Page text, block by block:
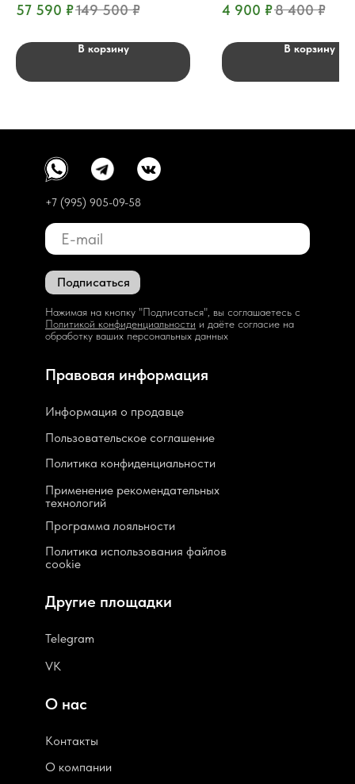
57 590 ₽149 500 ₽
В корзину
4 900 ₽8 400 ₽
В корзину
Подписаться
Нажимая на кнопку "Подписаться", вы соглашаетесь с
Политикой конфиденциальности и даёте согласие на
обработку ваших персональных данных
Пользовательское соглашение
Политика конфиденциальности
Программа лояльности
Политика использования файлов
cookie
Применение рекомендательных
технологий
Информация о продавце
Контакты
О компании
Telegram
VK
Правовая информация
О нас
Другие площадки
+7 (995) 905-09-58